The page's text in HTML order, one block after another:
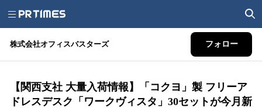
株式会社オフィスバスターズ フォロー
【関西支社 大量入荷情報】「コクヨ」製 フリーア
ドレスデスク「ワークヴィスタ」30セットが今月新